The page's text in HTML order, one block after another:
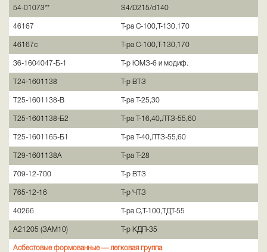
54-01073** S4/D215/d140
46167 Т-ра С-100,Т-130,170
46167с Т-ра С-100,Т-130,170
36-1604047-Б-1 Т-р ЮМЗ-6 и модиф.
Т24-1601138 Т-р ВТЗ
Т25-1601138-В Т-ра Т-25,30
Т25-1601138-Б2 Т-ра Т-16,40,ЛТЗ-55,60
Т25-1601165-Б1 Т-ра Т-40,ЛТЗ-55,60
Т29-1601138А Т-ра Т-28
709-12-700 Т-р ВТЗ
765-12-16 Т-р ЧТЗ
40266 Т-ра С,Т-100,ТДТ-55
А21205 (ЗАМ10) Т-р КДП-35
Асбестовые формованные —легковая группа